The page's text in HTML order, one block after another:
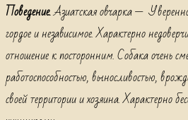
Поведение.Азиатская овчарка —
гордое и независимое. Характерно
отношение к посторонним. Собака очень
работоспособностью, выносливостью,
своей территории и хозяина. Характерно